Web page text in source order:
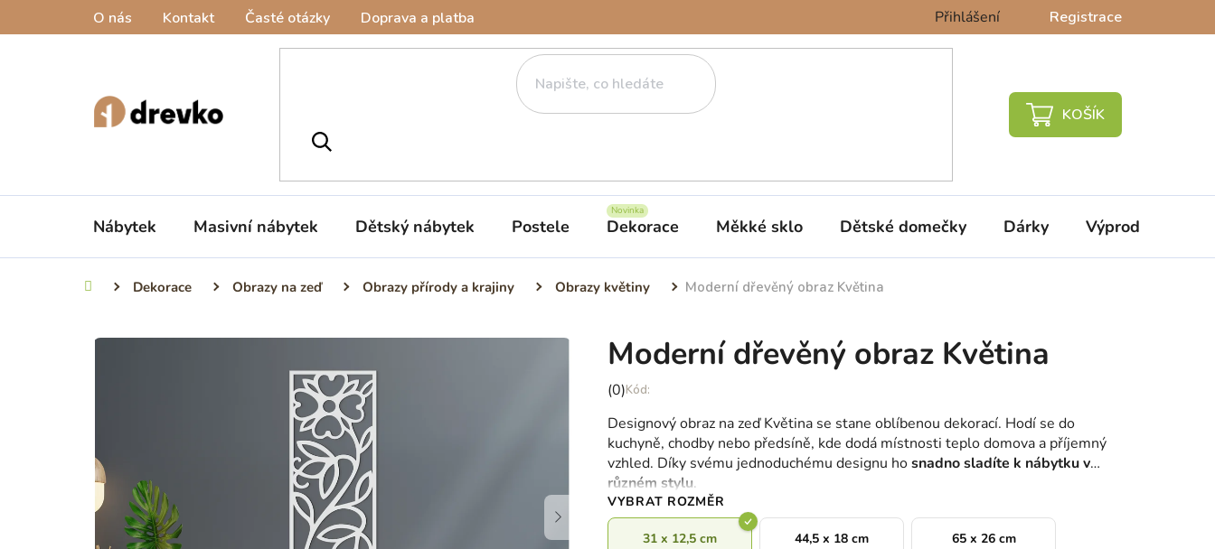
O nás Kontakt Časté otázky Doprava a platba Přihlášení Registrace
NÁKUPNÍ
Nábytek Masivní nábytek Dětský nábytek Postele Dekorace Měkké sklo Dětské domečky Dárky Výprodej %
Domů Dekorace Obrazy na zeď Obrazy přírody a krajiny Obrazy květiny Moderní dřevěný obraz Květina
Moderní dřevěný obraz Květina
Průměrné
produktu
je
0,0
z
5
hvězdiček.
(0)
Designový obraz na zeď Květina se stane oblíbenou dekorací. Hodí se do
kuchyně, chodby nebo předsíně, kde dodá místnosti teplo domova a příjemný
vzhled. Díky svému jednoduchému designu hosnadno sladíte k nábytku v
různém stylu.
VYBRAT ROZMĚR
31 x 12,5 cm 44,5 x 18 cm 65 x 26 cm